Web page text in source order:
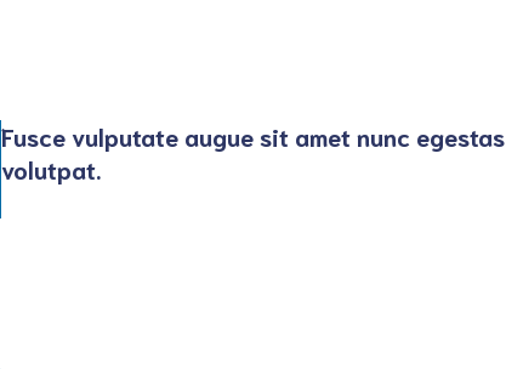
Fusce vulputate augue sit amet nunc egestas
volutpat.